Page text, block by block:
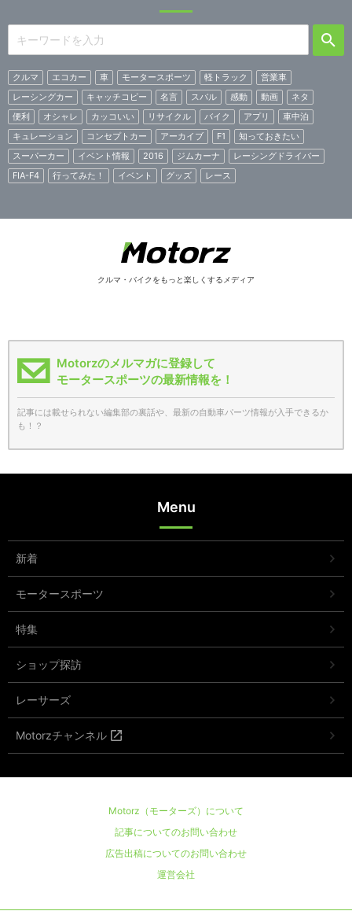
クルマ エコカー 車 モータースポーツ 軽トラック
営業車
レーシングカー
キャッチコピー 名言 スバル 感動 動画
ネタ
便利
オシャレ カッコいい リサイクル バイク アプリ
車中泊
キュレーション
コンセプトカー アーカイブ F1
知っておきたい
スーパーカー
イベント情報 2016 ジムカーナ
レーシングドライバー
FIA-F4
行ってみた！ イベント グッズ レース
クルマ・バイクをもっと楽しくするメディア
Motorzのメルマガに登録して
モータースポーツの最新情報を！
記事には載せられない編集部の裏話や、最新の自動車パーツ情報が入手できるか
も！？
Menu
新着
モータースポーツ
特集
ショップ探訪
レーサーズ
Motorzチャンネル
Motorz（モーターズ）について
記事についてのお問い合わせ
広告出稿についてのお問い合わせ
運営会社